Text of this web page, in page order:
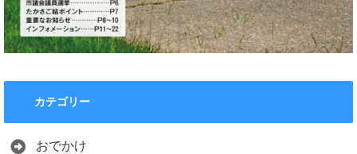
カテゴリー
おでかけ